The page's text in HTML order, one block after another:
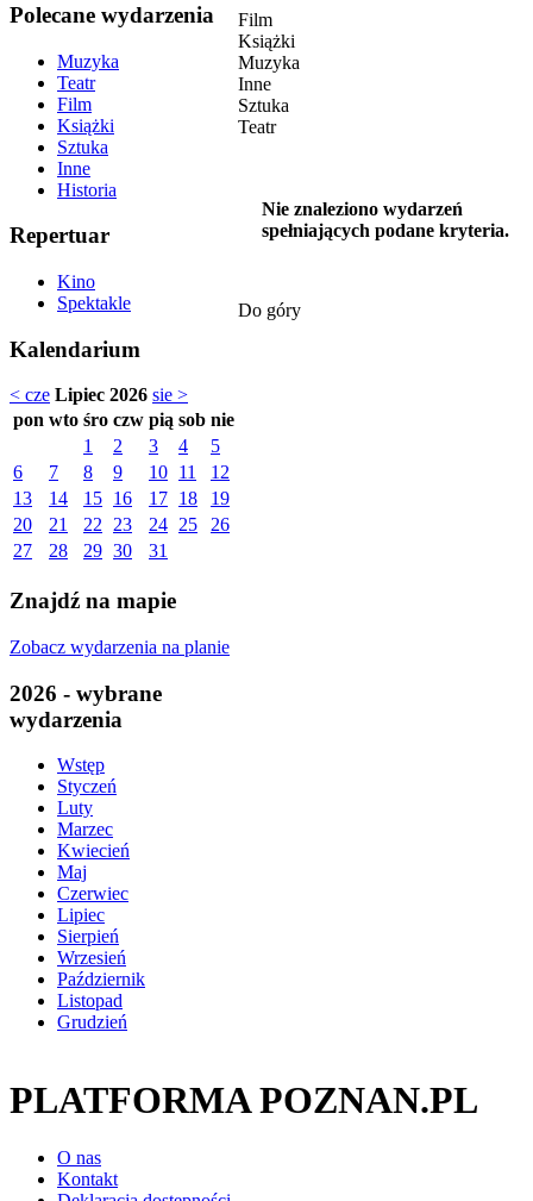
Polecane wydarzenia
Muzyka
Teatr
Film
Książki
Sztuka
Inne
Historia
Repertuar
Kino
Spektakle
Kalendarium
< cze Lipiec 2026 sie >
pon wto śro czw pią sob nie
1
2 3 4
5
6
7 8 9 10 11
12
13
14 15 16 17 18
19
20
21 22 23 24 25
26
27
28 29 30 31
Znajdź na mapie
Zobacz wydarzenia na planie
2026 - wybrane
wydarzenia
Wstęp
Styczeń
Luty
Marzec
Kwiecień
Maj
Czerwiec
Lipiec
Sierpień
Wrzesień
Październik
Listopad
Grudzień
Film
Książki
Muzyka
Inne
Sztuka
Teatr
Nie znaleziono wydarzeń
spełniających podane kryteria.
Do góry
PLATFORMA POZNAN.PL
O nas
Kontakt